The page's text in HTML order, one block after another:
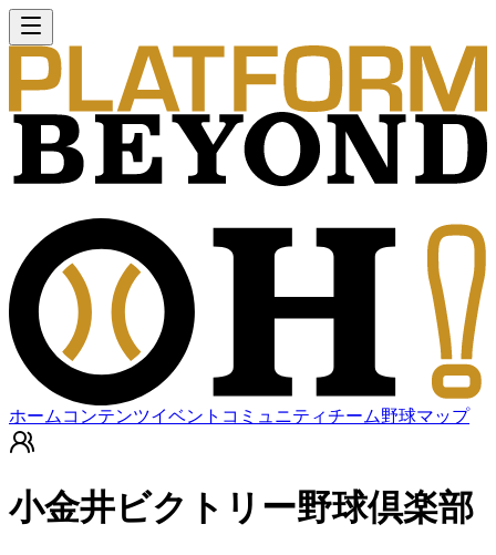
ホーム コンテンツイベント コミュニティチーム野球マップ
小金井ビクトリー野球倶楽部